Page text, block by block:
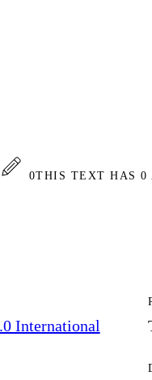
0THIS TEXT HAS 0
International